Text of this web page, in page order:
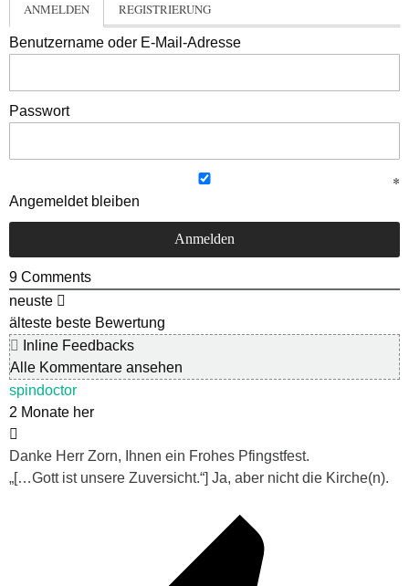
ANMELDEN REGISTRIERUNG
Benutzername oder E-Mail-Adresse
Passwort
Angemeldet bleiben
9 Comments
neuste
älteste beste Bewertung
Inline Feedbacks
Alle Kommentare ansehen
spindoctor
2 Monate her
Danke Herr Zorn, Ihnen ein Frohes Pfingstfest.
„[…Gott ist unsere Zuversicht.“] Ja, aber nicht die Kirche(n).